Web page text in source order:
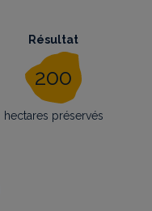
Résultat
200
hectares préservés